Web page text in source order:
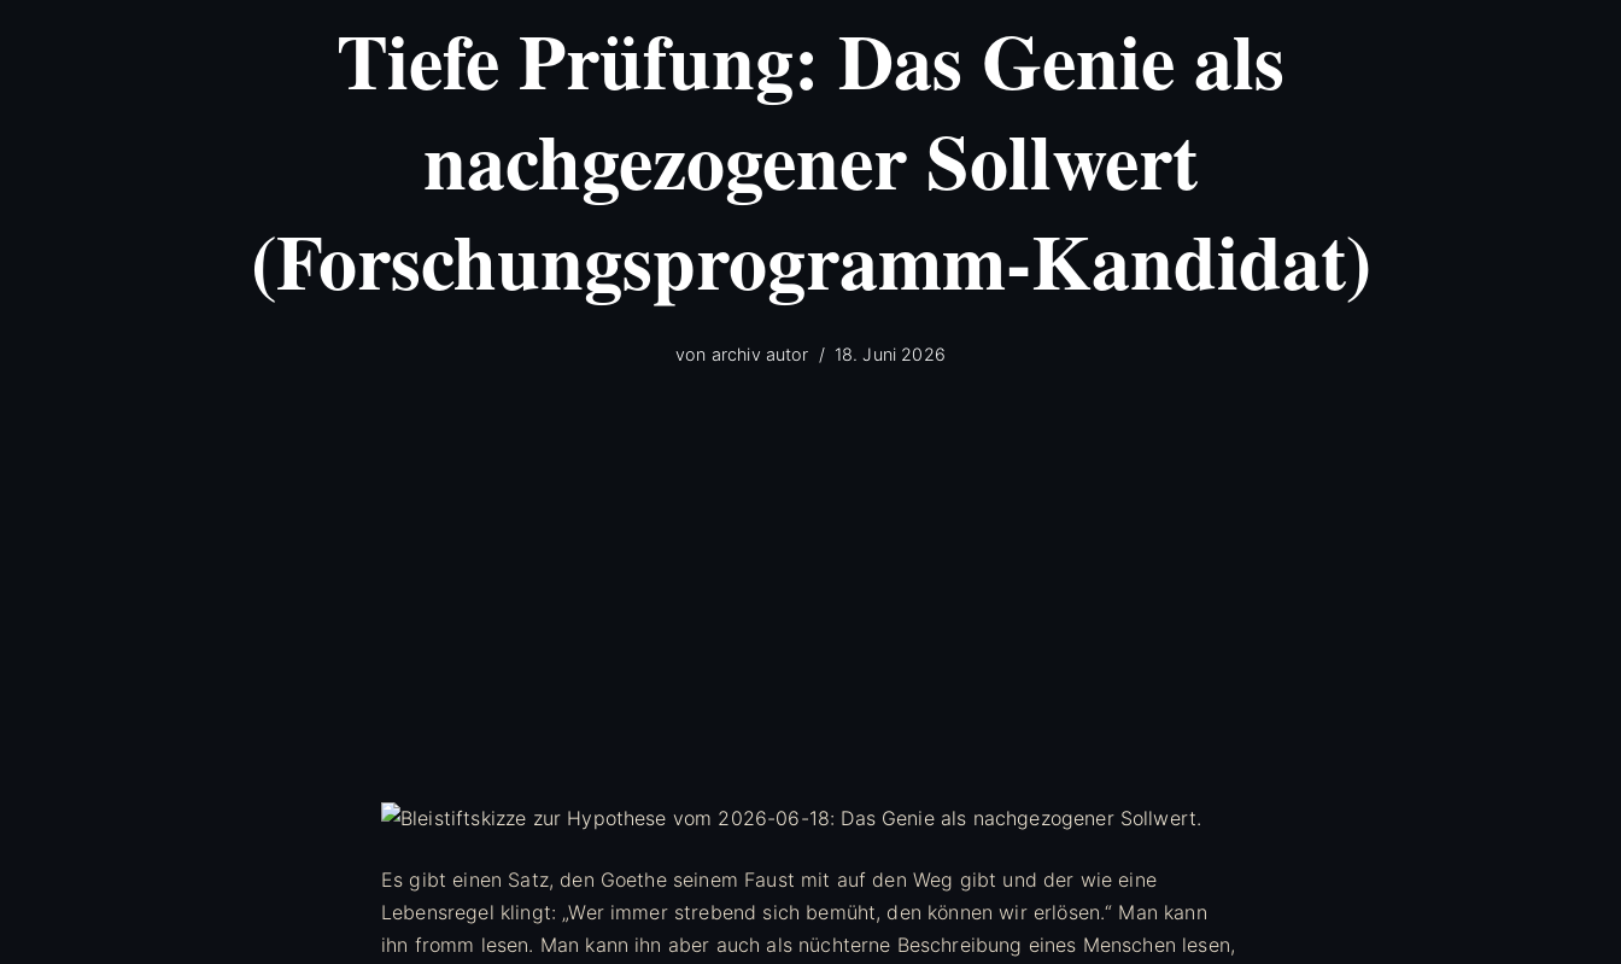
Tiefe Prüfung: Das Genie als
nachgezogener Sollwert
(Forschungsprogramm-Kandidat)
von archiv autor 18. Juni 2026
Es gibt einen Satz, den Goethe seinem Faust mit auf den Weg gibt und der wie eine
Lebensregel klingt: „Wer immer strebend sich bemüht, den können wir erlösen.“ Man kann
ihn fromm lesen. Man kann ihn aber auch als nüchterne Beschreibung eines Menschen lesen,